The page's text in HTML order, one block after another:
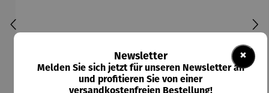
×
Newsletter
Melden Sie sich jetzt für unseren Newsletter an
und profitieren Sie von einer
versandkostenfreien Bestellung!